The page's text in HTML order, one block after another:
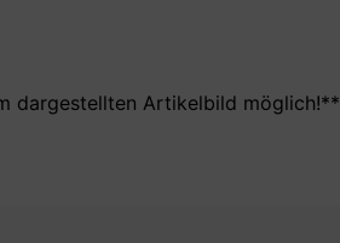
dargestellten Artikelbild möglich!**